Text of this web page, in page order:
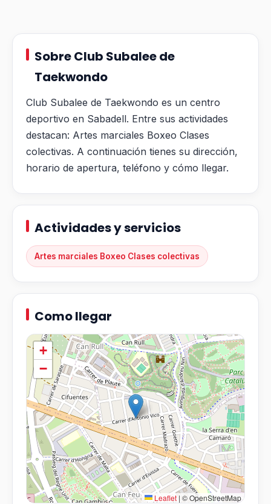
Sobre Club Subalee de
Taekwondo
Club Subalee de Taekwondo es un centro
deportivo en Sabadell. Entre sus actividades
destacan: Artes marciales Boxeo Clases
colectivas. A continuación tienes su dirección,
horario de apertura, teléfono y cómo llegar.
Actividades y servicios
Artes marciales Boxeo Clases colectivas
Como llegar
+
−
Leaflet | © OpenStreetMap